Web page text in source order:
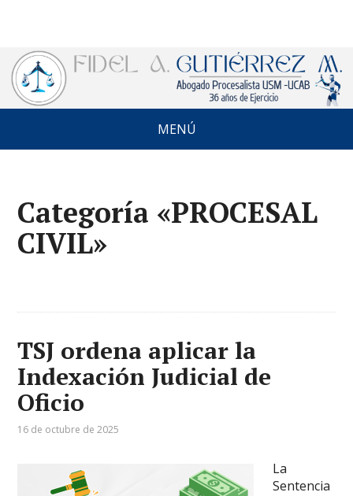
MENÚ
Categoría «PROCESAL
CIVIL»
TSJ ordena aplicar la
Indexación Judicial de
Oficio
16 de octubre de 2025
La
Sentencia